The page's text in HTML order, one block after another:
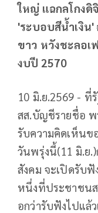
ใหญ่ แฉกลโกงดิ
'ระบอบสีน้ำเงิน
ขาว หวังชะลอเ
งบปี 2570
10 มิ.ย.2569 - ที่
สส.บัญชีรายชื่อ พ
รับความคิดเห็นข
วันพรุ่งนี้(11 มิ.ย
สังคม จะเปิดรับ
หนึ่งที่ประชาชน
อกว่ารับฟังไปแล้